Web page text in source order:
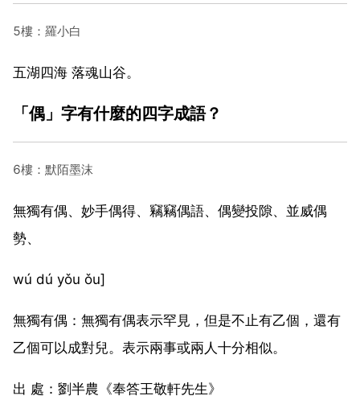
5樓：羅小白
五湖四海 落魂山谷。
「偶」字有什麼的四字成語？
6樓：默陌墨沫
無獨有偶、妙手偶得、竊竊偶語、偶變投隙、並威偶
勢、
wú dú yǒu ǒu]
無獨有偶：無獨有偶表示罕見，但是不止有乙個，還有
乙個可以成對兒。表示兩事或兩人十分相似。
出 處：劉半農《奉答王敬軒先生》